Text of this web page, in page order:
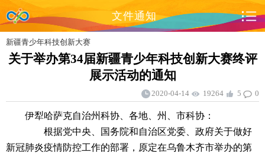
文件通知
新疆青少年科技创新大赛
关于举办第34届新疆青少年科技创新大赛终评
展示活动的通知
2020-04-14 19264 5 0
伊犁哈萨克自治州科协、各地、州、市科协：
根据党中央、国务院和自治区党委、政府关于做好
新冠肺炎疫情防控工作的部署，原定在乌鲁木齐市举办的第